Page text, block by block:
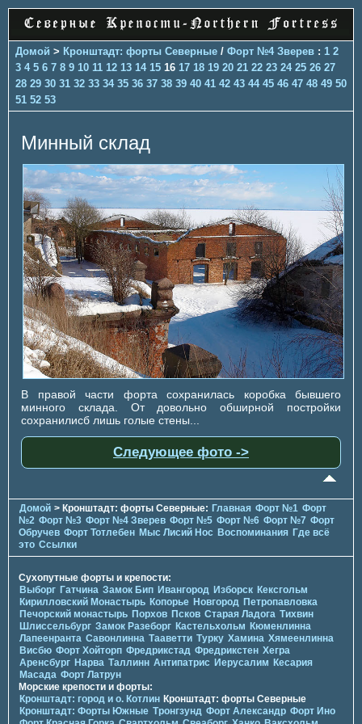
Домой > Кронштадт: форты Северные / Форт №4 Зверев : 1 2
3 4 5 6 7 8 9 10 11 12 13 14 15 16 17 18 19 20 21 22 23 24 25 26 27
28 29 30 31 32 33 34 35 36 37 38 39 40 41 42 43 44 45 46 47 48 49 50
51 52 53
Минный склад
В правой части форта сохранилась коробка бывшего
минного склада. От довольно обширной постройки
сохранилисб лишь голые стены...
Следующее фото ->
Домой > Кронштадт: форты Северные: Главная Форт №1 Форт
№2 Форт №3 Форт №4 Зверев Форт №5 Форт №6 Форт №7 Форт
Обручев Форт Тотлебен Мыс Лисий Нос Воспоминания Где всё
это Ссылки
Сухопутные форты и крепости:
Выборг Гатчина Замок Бип Ивангород Изборск Кексгольм
Кирилловский Монастырь Копорье Новгород Петропавловка
Печорcкий монастырь Порхов Псков Старая Ладога Тихвин
Шлиссельбург Замок Разеборг Кастельхольм Кюменлинна
Лапеенранта Савонлинна Тааветти Турку Хамина Хямеенлинна
Висбю Форт Хойторп Фредрикстад Фредрикстен Хегра
Аренсбург Нарва Таллинн Антипатрис Иерусалим Кесария
Масада Форт Латрун
Морские крепости и форты:
Кронштадт: город и о. Котлин Кронштадт: форты Северные
Кронштадт: Форты Южные Тронгзунд Форт Александр Форт Ино